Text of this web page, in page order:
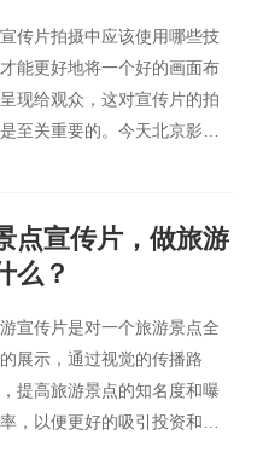
传片拍摄中应该使用哪些技
能更好地将一个好的画面布
现给观众，这对宣传片的拍
至关重要的。今天北京影视
点宣传片，做旅游
么？
宣传片是对一个旅游景点全
展示，通过视觉的传播路
提高旅游景点的知名度和曝
，以便更好的吸引投资和增